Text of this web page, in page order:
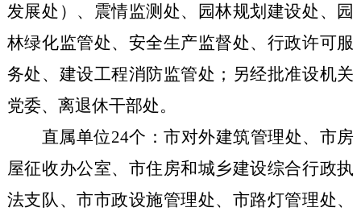
发展处）、震情监测处、园林规划建设处、园
林绿化监管处、安全生产监督处、行政许可服
务处、建设工程消防监管处；另经批准设机关
党委、离退休干部处。
直属单位24个：市对外建筑管理处、市房
屋征收办公室、市住房和城乡建设综合行政执
法支队、市市政设施管理处、市路灯管理处、